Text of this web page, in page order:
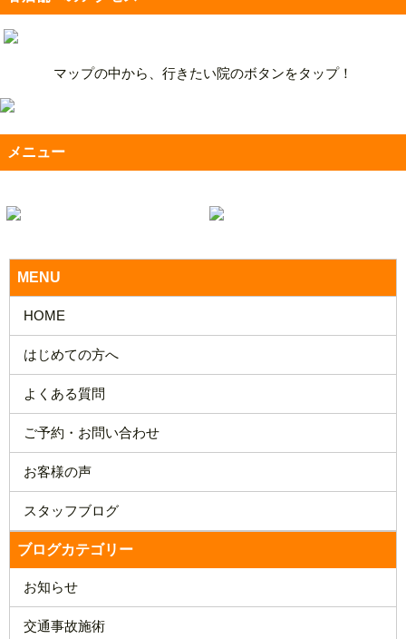
マップの中から、行きたい院のボタンをタップ！
メニュー
MENU
ブログカテゴリー
お知らせ
交通事故施術